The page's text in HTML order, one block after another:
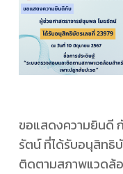
ขอแสดงความยินดี
รัตน์ ที่ได้รับอนุสิทธิ
ติดตามสภาพแวดล้อ